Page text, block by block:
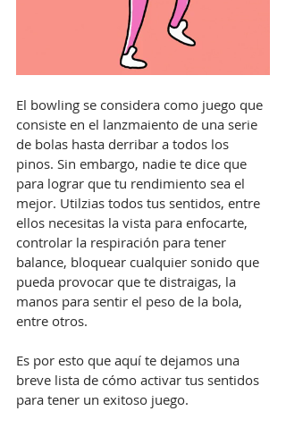
El bowling se considera como juego que
consiste en el lanzmaiento de una serie
de bolas hasta derribar a todos los
pinos. Sin embargo, nadie te dice que
para lograr que tu rendimiento sea el
mejor. Utilzias todos tus sentidos, entre
ellos necesitas la vista para enfocarte,
controlar la respiración para tener
balance, bloquear cualquier sonido que
pueda provocar que te distraigas, la
manos para sentir el peso de la bola,
entre otros.
Es por esto que aquí te dejamos una
breve lista de cómo activar tus sentidos
para tener un exitoso juego.